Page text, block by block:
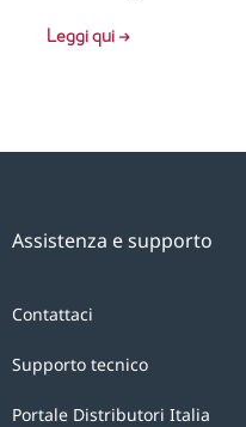
Leggi qui →
Assistenza e supporto
Contattaci
Supporto tecnico
Portale Distributori Italia